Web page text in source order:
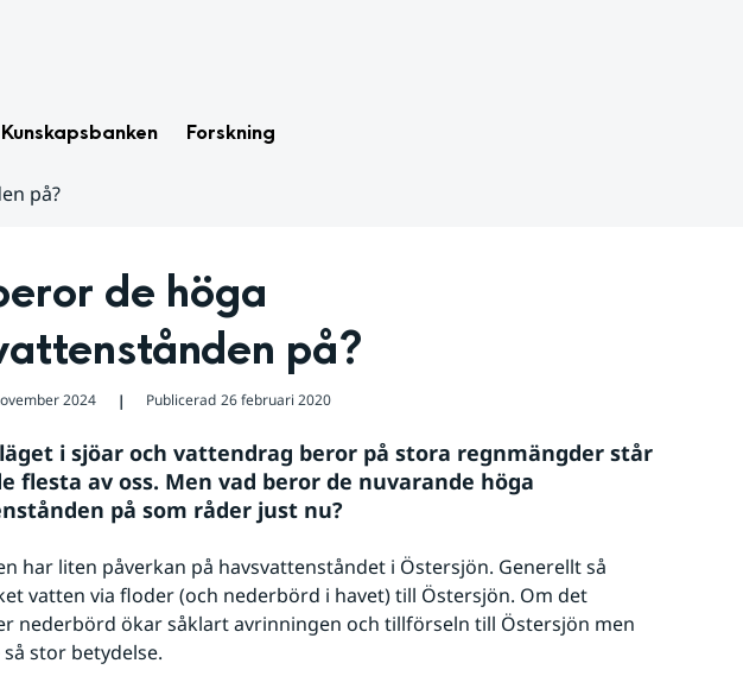
Kunskapsbanken Forskning
på?
de höga
på?
2024 ❘ Publicerad 26 februari 2020
i sjöar och vattendrag beror på stora regnmängder står
flesta av oss. Men vad beror de nuvarande höga
på som råder just nu?
har liten påverkan på havsvattenståndet i Östersjön. Generellt så
vatten via floder (och nederbörd i havet) till Östersjön. Om det
nederbörd ökar såklart avrinningen och tillförseln till Östersjön men
stor betydelse.